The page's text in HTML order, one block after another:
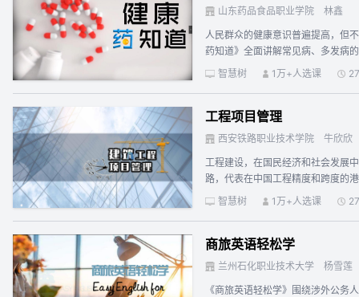
究》课程的线上姊妹课程，我们
得，我们也将根据大家的意见持续
山东药品食品职业学院
林鑫
人民群众的健康意识普遍提高，但
药知道》全面讲解常见病、多发病
智慧树
1万+人选课
工程项目管理
西安铁路职业技术学院
牛欣欣
工程建设，在国民经济和社会发展
路，代表在中国工程精度和跨度的
识、科学的管理方法和技能。 通
智慧树 1万+人选课
商旅英语轻松学
兰州石化职业技术大学
杨雪莲
《商旅英语轻松学》围绕涉外公务